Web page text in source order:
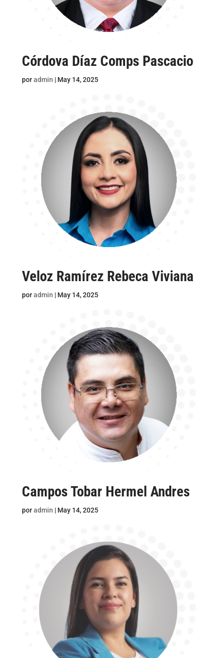
Córdova Díaz Comps Pascacio
poradmin | May 14, 2025
Veloz Ramírez Rebeca Viviana
poradmin | May 14, 2025
Campos Tobar Hermel Andres
poradmin | May 14, 2025